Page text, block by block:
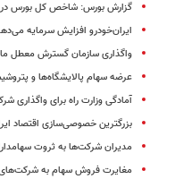
گزارش بورس: شاخص کل بورس در سال 85
ایران‌خودرو افزایش سرمایه
واگذاری سازمان گسترش معطل
عرضه سهام پالایشگاه‌ها و
آمادگی وزارت راه برای واگذاری
بزرگترین خصوصی‌سازی اقتصاد
مدیران شرکت‌ها به ثروت
مغایرت فروش سهام به شرکت‌های